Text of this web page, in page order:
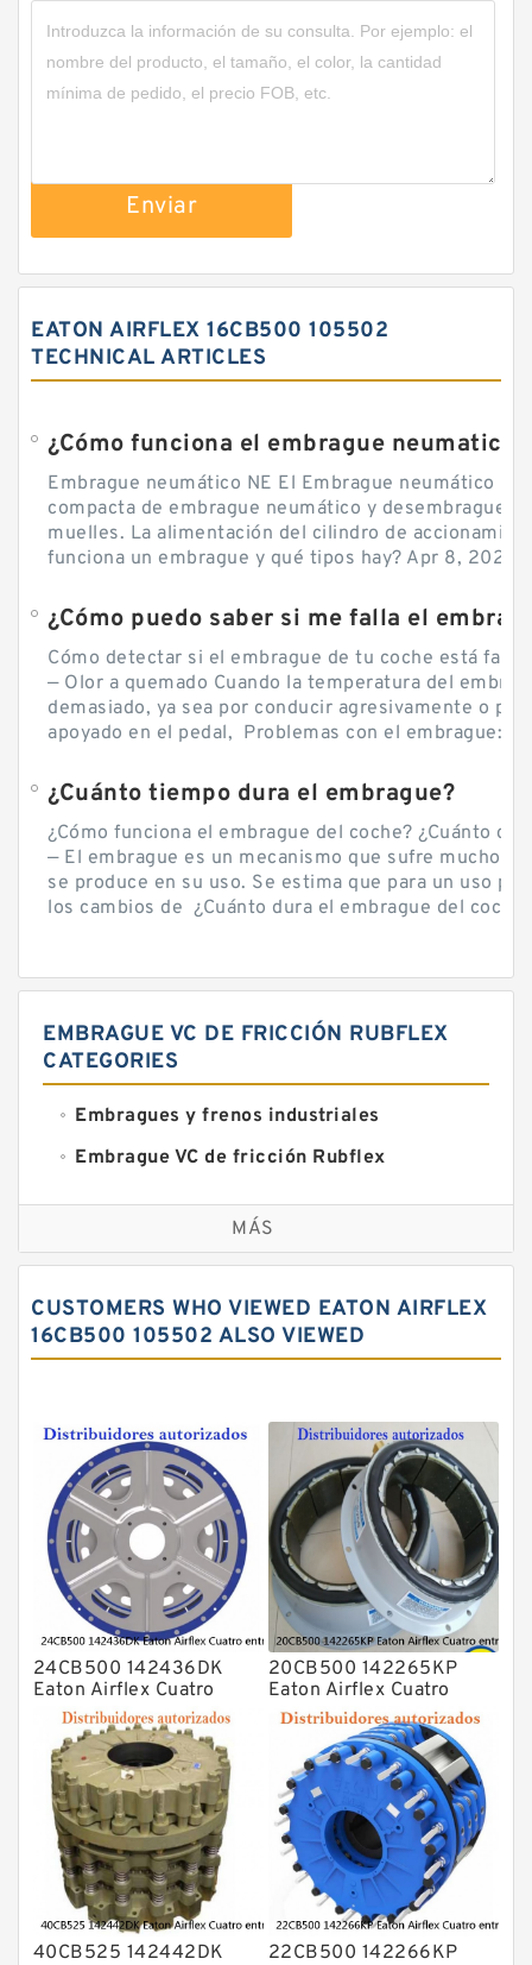
Enviar
EATON AIRFLEX 16CB500 105502
TECHNICAL ARTICLES
¿Cómo funciona el embrague neumatico?
Embrague neumático NE El Embrague neumático
compacta de embrague neumático y desembrague
muelles. La alimentación del cilindro de
funciona un embrague y qué tipos hay? Apr 8, 2020
Cómo detectar si el embrague de tu coche está
— Olor a quemado Cuando la temperatura del
demasiado, ya sea por conducir agresivamente o
apoyado en el pedal, Problemas con el embrague:
¿Cuánto tiempo dura el embrague?
¿Cómo funciona el embrague del coche? ¿Cuánto
— El embrague es un mecanismo que sufre mucho
se produce en su uso. Se estima que para un uso
los cambios de ¿Cuánto dura el embrague del
EMBRAGUE VC DE FRICCIÓN RUBFLEX
CATEGORIES
Embragues y frenos industriales
Embrague VC de fricción Rubflex
Embragues y frenos VC
MÁS
CUSTOMERS WHO VIEWED EATON AIRFLEX
16CB500 105502 ALSO VIEWED
24CB500 142436DK
Eaton Airflex Cuatro
entradas Embragues y
frenos
20CB500 142265KP
Eaton Airflex Cuatro
entradas Embragues y
40CB525 142442DK
22CB500 142266KP